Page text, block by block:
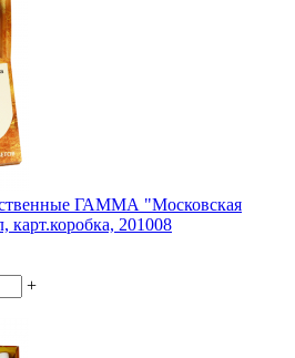
ГАММА "Московская
карт.коробка, 201008
+